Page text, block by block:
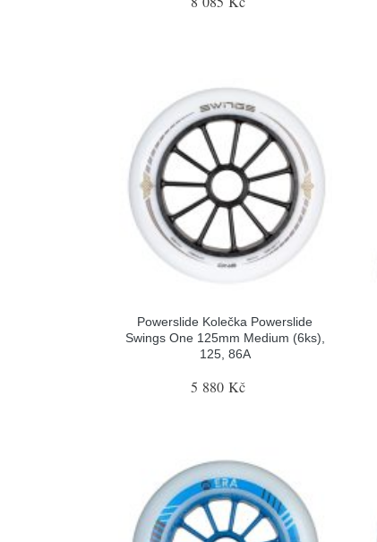
Powerslide Kolečka Powerslide
Swings One 125mm Medium (6ks),
125, 86A
5 880 Kč